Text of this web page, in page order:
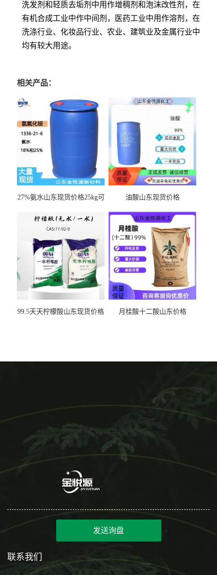
洗发剂和轻质去垢剂中用作增稠剂和泡沫改性剂，在
有机合成工业中作中间剂，医药工业中用作溶剂，在
洗涤行业、化妆品行业、农业、建筑业及金属行业中
均有较大用途。
相关产品：
27%氨水山东现货价格25kg可
油酸山东现货价格
99.5天天柠檬酸山东现货价格 月桂酸十二酸山东价格
发送询盘
联系我们